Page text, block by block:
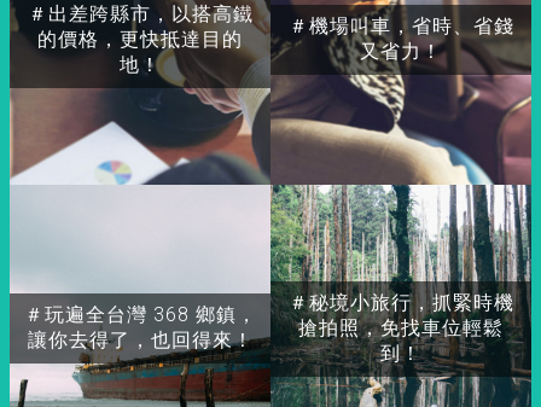
＃出差跨縣市，以搭高鐵
的價格，更快抵達目的
地！
＃玩遍全台灣 368 鄉鎮，
讓你去得了，也回得來！
＃秘境小旅行，抓緊時機
搶拍照，免找車位輕鬆
到！
＃機場叫車，省時、省錢
又省力！